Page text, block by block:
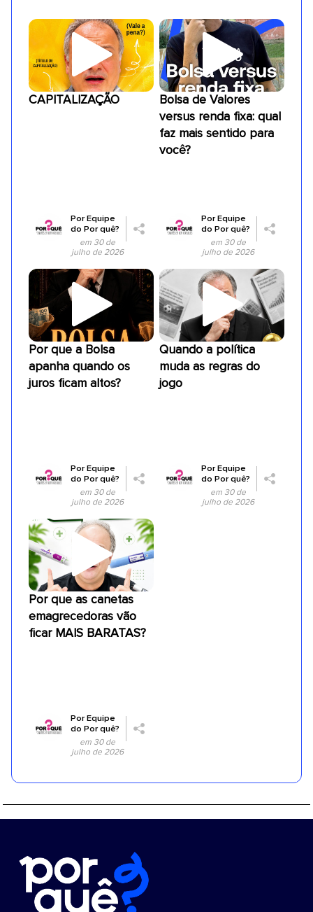
CAPITALIZAÇÃO
PorEquipe
do Por quê?
em 30 de
julho de 2026
Bolsa de Valores
versus renda fixa: qual
faz mais sentido para
você?
PorEquipe
do Por quê?
em 30 de
julho de 2026
Por que a Bolsa
apanha quando os
juros ficam altos?
PorEquipe
do Por quê?
em 30 de
julho de 2026
Quando a política
muda as regras do
jogo
PorEquipe
do Por quê?
em 30 de
julho de 2026
Por que as canetas
emagrecedoras vão
ficar MAIS BARATAS?
PorEquipe
do Por quê?
em 30 de
julho de 2026